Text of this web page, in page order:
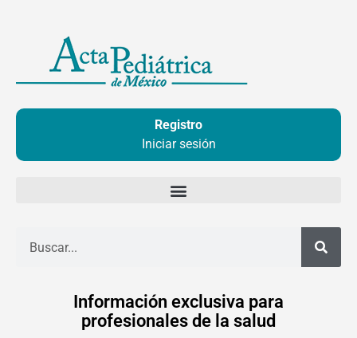
contenido
Registro
Iniciar sesión
Información exclusiva para
profesionales de la salud